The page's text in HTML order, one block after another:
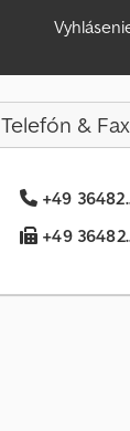
Telefón & Fax
+49
+49